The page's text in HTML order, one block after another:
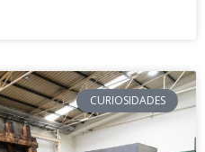
CURIOSIDADES